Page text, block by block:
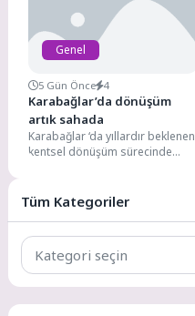
Genel
5 Gün Önce 4
Karabağlar’da dönüşüm
artık sahada
Karabağlar ‘da yıllardır beklenen
kentsel dönüşüm sürecinde
Tüm Kategoriler
Tüm
Kategoriler